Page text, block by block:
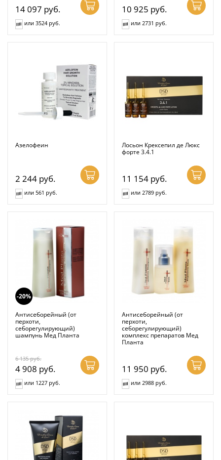
14 097 руб.
или 3524 руб.
10 925 руб.
или 2731 руб.
Азелофеин
2 244 руб.
или 561 руб.
Лосьон Крексепил де Люкс
форте 3.4.1
11 154 руб.
или 2789 руб.
-20%
Антисеборейный (от
перхоти,
себорегулирующий)
шампунь Мед Планта
6 135руб.
4 908 руб.
или 1227 руб.
Антисеборейный (от
перхоти,
себорегулирующий)
комплекс препаратов Мед
Планта
11 950 руб.
или 2988 руб.